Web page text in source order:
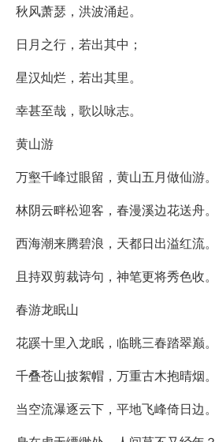
秋风萧瑟，洪波涌起。
日月之行，若出其中；
星汉灿烂，若出其里。
幸甚至哉，歌以咏志。
黄山游
万壑千峰过眼留，黄山五月做仙游。
林阴云畔松迎客，春漫溪边花送舟。
西海潮来腾碧浪，天都日出溢红流。
且持双剪裁诗句，神笔更将秀色收。
春游龙眠山
花蹊十里入龙眠，临眺三春踏翠巅。
千叠苍山披絮帽，万重古木抱晴烟。
当空流瀑逐云下，平地飞峰倚日边。